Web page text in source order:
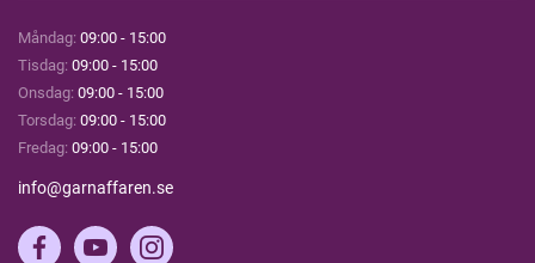
Måndag: 09:00 - 15:00
Tisdag: 09:00 - 15:00
Onsdag: 09:00 - 15:00
Torsdag: 09:00 - 15:00
Fredag: 09:00 - 15:00
info@garnaffaren.se